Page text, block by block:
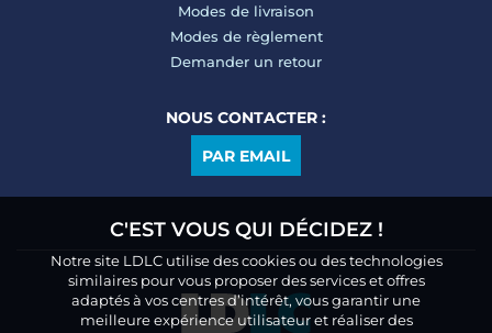
Modes de livraison
Modes de règlement
Demander un retour
NOUS CONTACTER :
PAR EMAIL
C'EST VOUS QUI DÉCIDEZ !
Notre site LDLC utilise des cookies ou des technologies
similaires pour vous proposer des services et offres
adaptés à vos centres d’intérêt, vous garantir une
meilleure expérience utilisateur et réaliser des